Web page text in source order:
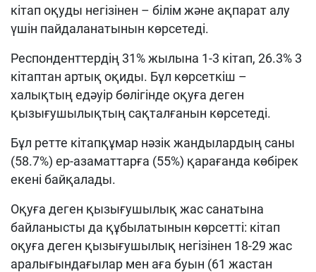
кітап оқуды негізінен – білім және ақпарат алу
үшін пайдаланатынын көрсетеді.
Респонденттердің 31% жылына 1-3 кітап, 26.3% 3
кітаптан артық оқиды. Бұл көрсеткіш –
халықтың едәуір бөлігінде оқуға деген
қызығушылықтың сақталғанын көрсетеді.
Бұл ретте кітапқұмар нәзік жандылардың саны
(58.7%) ер-азаматтарға (55%) қарағанда көбірек
екені байқалады.
Оқуға деген қызығушылық жас санатына
байланысты да құбылатынын көрсетті: кітап
оқуға деген қызығушылық негізінен 18-29 жас
аралығындағылар мен аға буын (61 жастан